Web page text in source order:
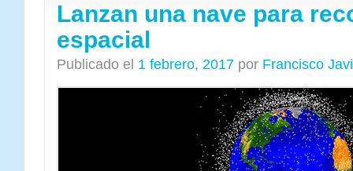
Lanzan una nave para
espacial
Publicado el 1 febrero, 2017 por Francisco